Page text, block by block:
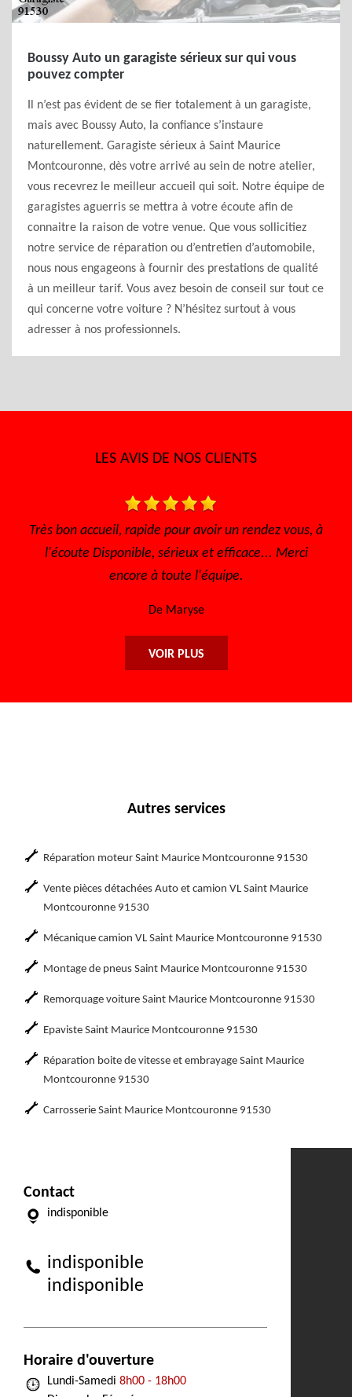
Boussy Auto un garagiste sérieux sur qui vous
pouvez compter
Il n’est pas évident de se fier totalement à un garagiste,
mais avec Boussy Auto, la confiance s’instaure
naturellement. Garagiste sérieux à Saint Maurice
Montcouronne, dès votre arrivé au sein de notre atelier,
vous recevrez le meilleur accueil qui soit. Notre équipe de
garagistes aguerris se mettra à votre écoute afin de
connaitre la raison de votre venue. Que vous sollicitiez
notre service de réparation ou d’entretien d’automobile,
nous nous engageons à fournir des prestations de qualité
à un meilleur tarif. Vous avez besoin de conseil sur tout ce
qui concerne votre voiture ? N’hésitez surtout à vous
adresser à nos professionnels.
LES AVIS DE NOS CLIENTS
Très bon accueil, rapide pour avoir un rendez vous, à
l'écoute Disponible, sérieux et efficace... Merci
encore à toute l'équipe.
De Maryse
VOIR PLUS
Autres services
Réparation moteur Saint Maurice Montcouronne 91530
Vente pièces détachées Auto et camion VL Saint Maurice
Montcouronne 91530
Mécanique camion VL Saint Maurice Montcouronne 91530
Montage de pneus Saint Maurice Montcouronne 91530
Remorquage voiture Saint Maurice Montcouronne 91530
Epaviste Saint Maurice Montcouronne 91530
Réparation boite de vitesse et embrayage Saint Maurice
Montcouronne 91530
Carrosserie Saint Maurice Montcouronne 91530
Contact
indisponible
indisponible
indisponible
Horaire d'ouverture
Lundi-Samedi 8h00 - 18h00